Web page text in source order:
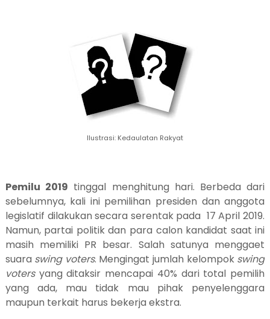
Ilustrasi: Kedaulatan Rakyat
Pemilu 2019 tinggal menghitung hari. Berbeda dari
sebelumnya, kali ini pemilihan presiden dan anggota
legislatif dilakukan secara serentak pada 17 April 2019.
Namun, partai politik dan para calon kandidat saat ini
masih memiliki PR besar. Salah satunya menggaet
suara swing voters. Mengingat jumlah kelompok swing
votersyang ditaksir mencapai 40% dari total pemilih
yang ada, mau tidak mau pihak penyelenggara
maupun terkait harus bekerja ekstra.